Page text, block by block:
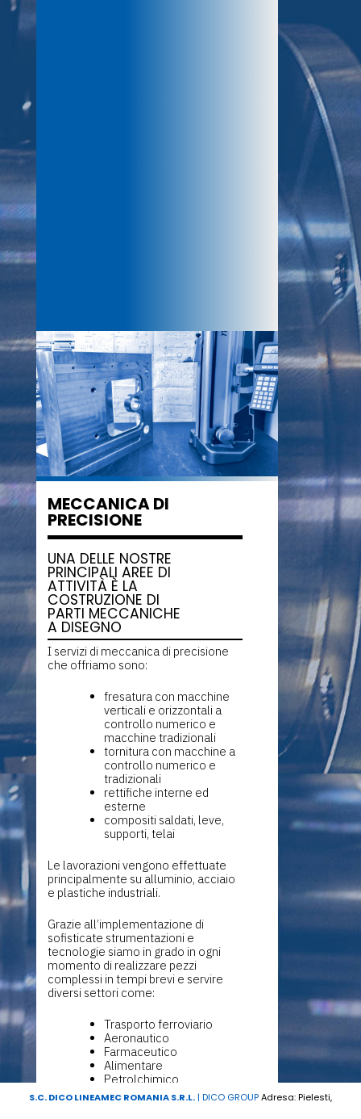
MECCANICA DI
PRECISIONE
UNA DELLE NOSTRE
PRINCIPALI AREE DI
ATTIVITÀ È LA
COSTRUZIONE DI
PARTI MECCANICHE
A DISEGNO
I servizi di meccanica di precisione
che offriamo sono:
fresatura con macchine
verticali e orizzontali a
controllo numerico e
macchine tradizionali
tornitura con macchine a
controllo numerico e
tradizionali
rettifiche interne ed
esterne
compositi saldati, leve,
supporti, telai
Le lavorazioni vengono effettuate
principalmente su alluminio, acciaio
e plastiche industriali.
Grazie all’implementazione di
sofisticate strumentazioni e
tecnologie siamo in grado in ogni
momento di realizzare pezzi
complessi in tempi brevi e servire
diversi settori come:
Trasporto ferroviario
Aeronautico
Farmaceutico
Alimentare
Petrolchimico
Macchine Movimento
S.C. DICO LINEAMEC ROMANIA S.R.L.| DICO GROUPAdresa: Pielesti,